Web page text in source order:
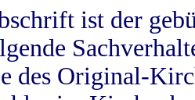
ist der
des Original-